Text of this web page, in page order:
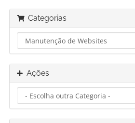
Categorias
Ações